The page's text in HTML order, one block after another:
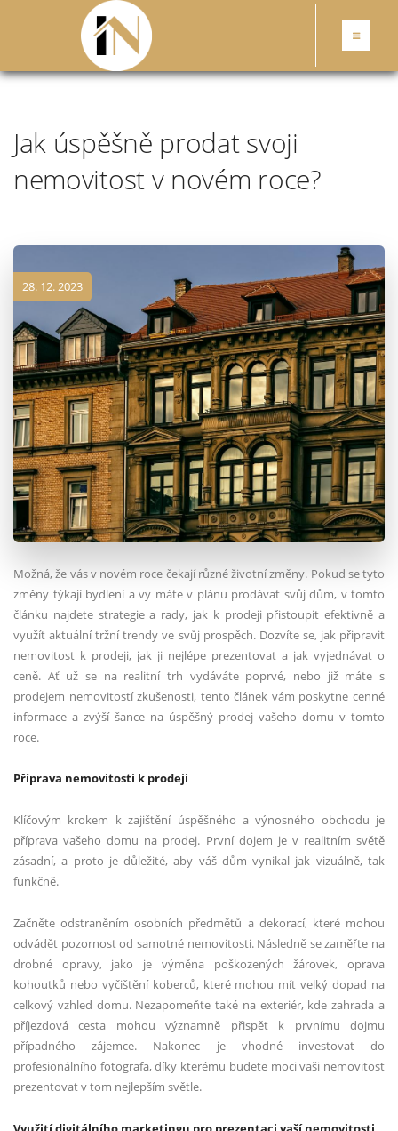
Jak úspěšně prodat svoji
nemovitost v novém roce?
28. 12. 2023
Možná, že vás v novém roce čekají různé životní změny. Pokud se tyto
změny týkají bydlení a vy máte v plánu prodávat svůj dům, v tomto
článku najdete strategie a rady, jak k prodeji přistoupit efektivně a
využít aktuální tržní trendy ve svůj prospěch. Dozvíte se, jak připravit
nemovitost k prodeji, jak ji nejlépe prezentovat a jak vyjednávat o
ceně. Ať už se na realitní trh vydáváte poprvé, nebo již máte s
prodejem nemovitostí zkušenosti, tento článek vám poskytne cenné
informace a zvýší šance na úspěšný prodej vašeho domu v tomto
roce.
Příprava nemovitosti k prodeji
Klíčovým krokem k zajištění úspěšného a výnosného obchodu je
příprava vašeho domu na prodej. První dojem je v realitním světě
zásadní, a proto je důležité, aby váš dům vynikal jak vizuálně, tak
funkčně.
Začněte odstraněním osobních předmětů a dekorací, které mohou
odvádět pozornost od samotné nemovitosti. Následně se zaměřte na
drobné opravy, jako je výměna poškozených žárovek, oprava
kohoutků nebo vyčištění koberců, které mohou mít velký dopad na
celkový vzhled domu. Nezapomeňte také na exteriér, kde zahrada a
příjezdová cesta mohou významně přispět k prvnímu dojmu
případného zájemce. Nakonec je vhodné investovat do
profesionálního fotografa, díky kterému budete moci vaši nemovitost
prezentovat v tom nejlepším světle.